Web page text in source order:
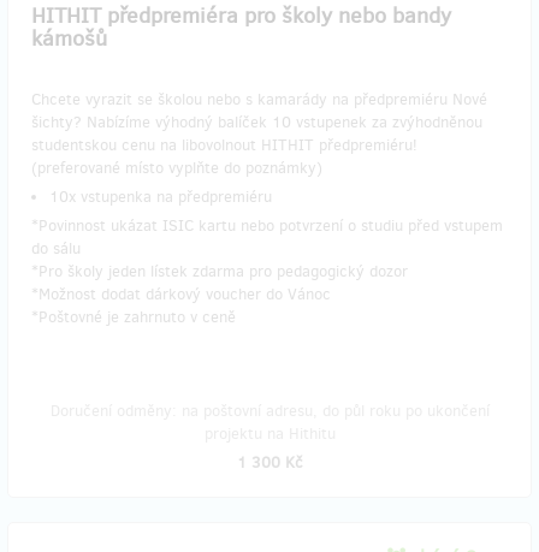
​HITHIT předpremiéra pro školy nebo bandy
kámošů
Chcete vyrazit se školou nebo s kamarády na předpremiéru Nové
šichty? Nabízíme výhodný balíček 10 vstupenek za zvýhodněnou
studentskou cenu na libovolnout HITHIT předpremiéru!
(preferované místo vyplňte do poznámky)
10x vstupenka na předpremiéru
*Povinnost ukázat ISIC kartu nebo potvrzení o studiu před vstupem
do sálu
*Pro školy jeden lístek zdarma pro pedagogický dozor
*Možnost dodat dárkový voucher do Vánoc
*Poštovné je zahrnuto v ceně
1 300 Kč